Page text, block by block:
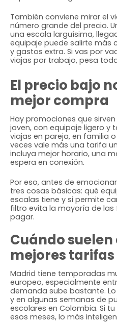
También conviene mirar el
número grande del precio.
una escala larguísima,
equipaje puede salirte más
y gastos extra. Si vas por
viajas por trabajo, pesa
El precio bajo
mejor compra
Hay promociones que
joven, con equipaje ligero y
viajas en pareja, en familia
veces vale más una tarifa
incluya mejor horario, una
espera en conexión.
Por eso, antes de
tres cosas básicas: qué
escalas tiene y si permite
filtro evita la mayoría de
pagar.
Cuándo
mejores
Madrid tiene temporadas
europeo, especialmente
demanda sube bastante.
y en algunas semanas de
escolares en Colombia. Si
esos meses, lo más